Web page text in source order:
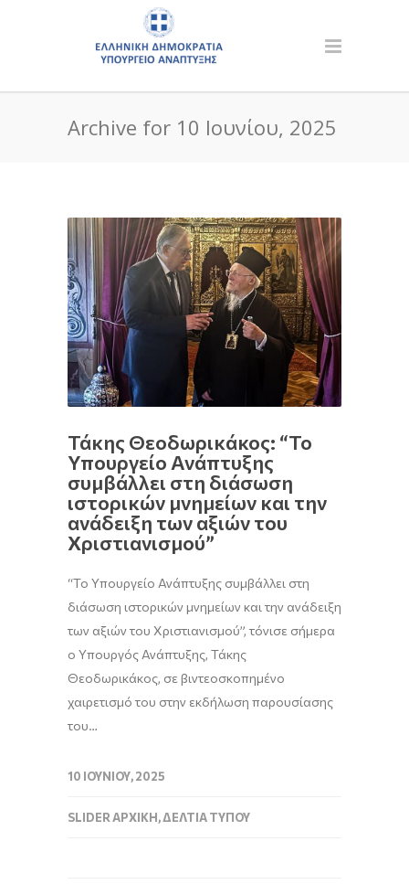
Archive for 10 Ιουνίου, 2025
Τάκης Θεοδωρικάκος: “Το
Υπουργείο Ανάπτυξης
συμβάλλει στη διάσωση
ιστορικών μνημείων και την
ανάδειξη των αξιών του
Χριστιανισμού”
“Το Υπουργείο Ανάπτυξης συμβάλλει στη
διάσωση ιστορικών μνημείων και την ανάδειξη
των αξιών του Χριστιανισμού”, τόνισε σήμερα
ο Υπουργός Ανάπτυξης, Τάκης
Θεοδωρικάκος, σε βιντεοσκοπημένο
χαιρετισμό του στην εκδήλωση παρουσίασης
του…
10 ΙΟΥΝΊΟΥ, 2025
SLIDER ΑΡΧΙΚΉ,ΔΕΛΤΊΑ ΤΎΠΟΥ